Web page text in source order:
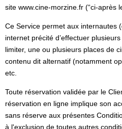
site www.cine-morzine.fr (“ci-après
Ce Service permet aux internautes
internet précité d’effectuer
limiter, une ou plusieurs places de
contenu dit alternatif (notamment
etc.
Toute réservation validée par le
réservation en ligne implique son
sans réserve aux présentes
à l'exclusion de toutes autres